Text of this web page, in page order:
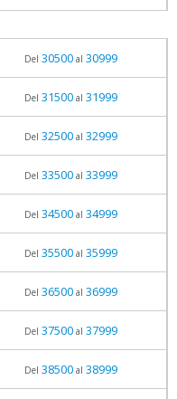
Del 30500al 30999
Del 31500al 31999
Del 32500al 32999
Del 33500al 33999
Del 34500al 34999
Del 35500al 35999
Del 36500al 36999
Del 37500al 37999
Del 38500al 38999